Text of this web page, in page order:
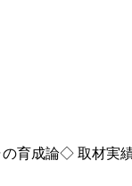
育成論◇ 取材実